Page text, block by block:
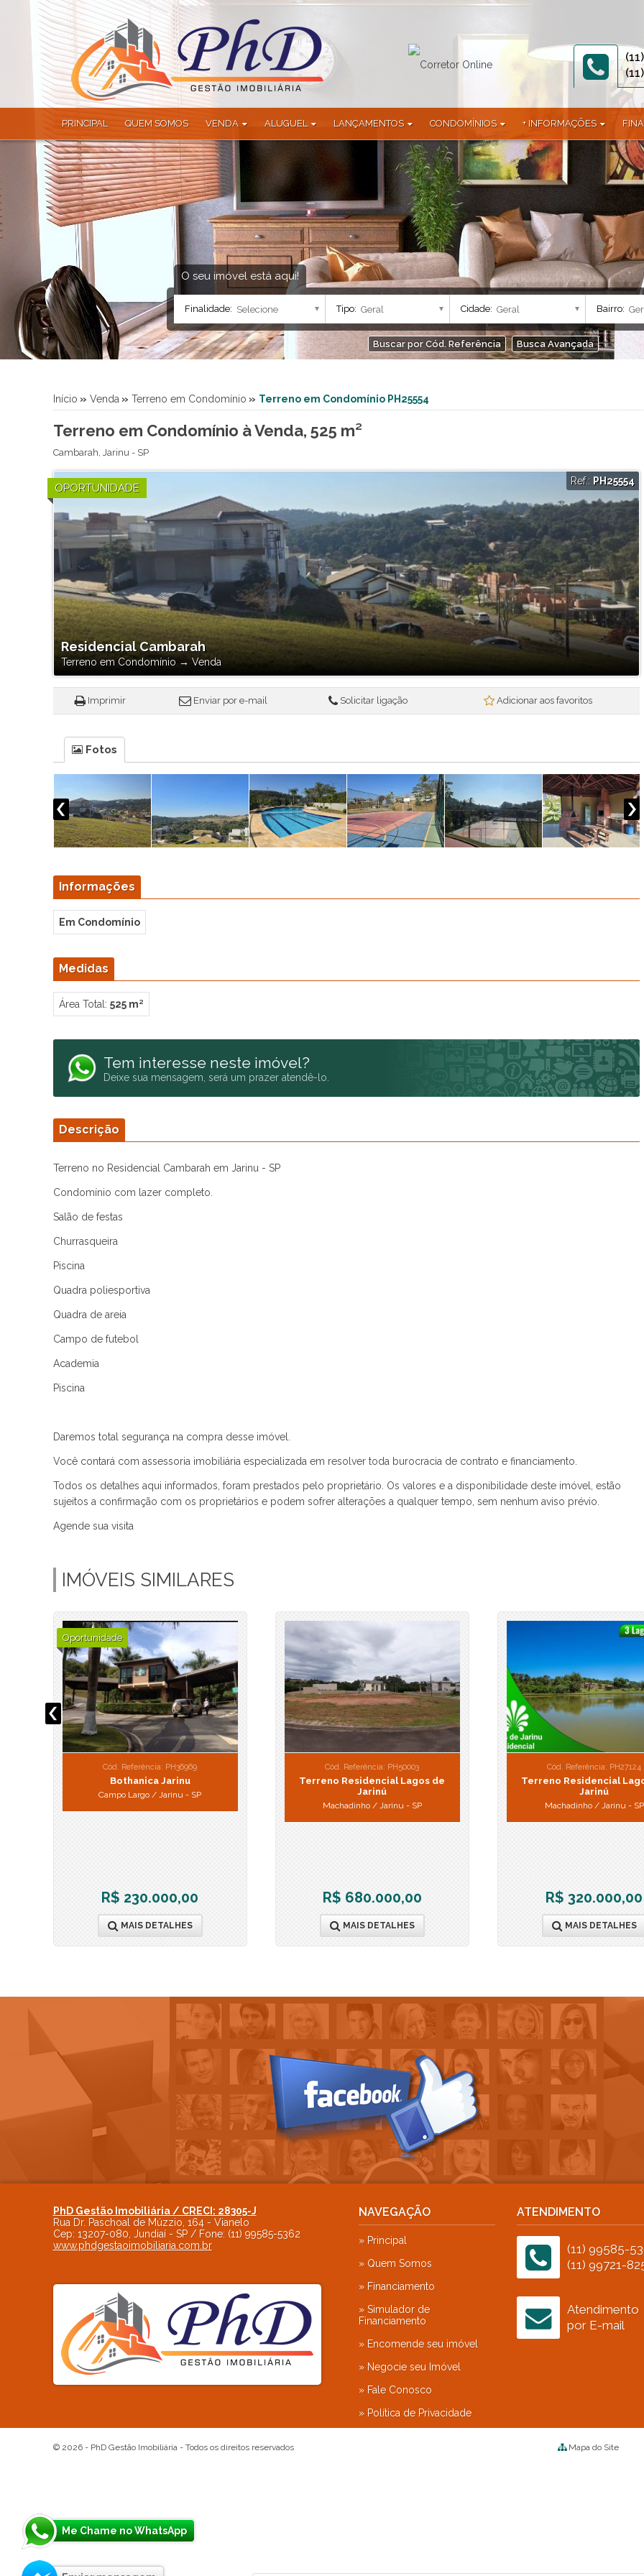
PRINCIPAL QUEM SOMOS VENDA
Apartamento (123)
Apartamento Alto Padrão (6)
Apartamento Duplex (2)
Apartamento Garden (1)
Área (14)
Casa (103)
Casa Alto Padrão (27)
Casa Comercial (3)
Casa em Condomínio (100)
Chácara (22)
Empreendimento - Apartamentos (1)
Galpão (2)
Lote (5)
Salão (1)
Sobrado (1)
Terreno em Condomínio (104)
ALUGUEL
Apartamento (1)
Casa (1)
Casa Comercial (1)
Casa em Condomínio (1)
Galpão (1)
Sítio (1)
LANÇAMENTOS
Terreno em Condomínio (3)
CONDOMÍNIOS
Abitare Eco Clube (1)
Allegro (1)
Alphaville Jundiaí (9)
Alta Vista Acqua (1)
Alto Di Felicitá (2)
Altos da Avenida (2)
Altos da Samuel Martins (1)
America Central (1)
Applausi Villaggio (1)
Araguaia (1)
Arts Itatiba (1)
Atmosphera Natural Living (2)
Bosque das Sapucaias (1)
Bothanica Jarinu (8)
Brisas Jundiaí (4)
Buona Vitta (1)
Cafezal 6 (1)
Cafezal Iv (1)
Campos de Santo Antonio II (1)
Campos Eliseos Residence (3)
Canto da Natureza (1)
Centro Comercial Vitória 2 (1)
Centro Empresarial Sorocaba (1)
Champs Prives (1)
Champs PrivÉs - Campo Limpo Paulista (1)
Condomínio Evidências (1)
Condominio Gran Reserve (1)
Condominio Jardim Santa Rosa (1)
Condomínio Jardim Vila Paradiso (1)
Condominio Mantova (1)
Condomínio Morada do Horto (1)
Edificio Palazzo Varzea (1)
Edifício Villa Lobos (1)
Edifíco D'italia (1)
Jardim Atenas (1)
Jardim Figueira (1)
Laguna Indaiatuba (1)
Life Residencial Engordadouro (3)
Lindenberg Jundiaí (2)
London Park (1)
Loteamento Santa Esmeralda (1)
Manai Residence (1)
Mirante dos Ipes (1)
Portal dos Imigrantes (1)
Portal dos Lagos (1)
Practice Club House (1)
Quartier Les Residence (1)
Quinta das Laranjeiras (1)
Quinta das Paineiras (1)
Quinta do Lago (1)
Quinta do Pinhal (1)
Quintas da Terracota (1)
Quintas do Lago (1)
Real Park (1)
Reserva Alpha Galleria (1)
Reserva da Mata (4)
Reserva da Serra (1)
Reserva de São Carlos (1)
Reserva do Japi (2)
Reserva dos Jatobás Louveira (1)
Reserva Ermida Jundiaí (3)
Reserva Itanhangá (1)
Reserva Jatobás (2)
+ INFORMAÇÕES
Documentos
O seu imóvel está aqui!
Finalidade: Tipo: Cidade: Bairro:
Buscar por Cód. Referência Busca Avançada
Início » Venda » Terreno em Condomínio » Terreno em Condomínio PH25554
Terreno em Condomínio à Venda, 525 m²
Cambarah, Jarinu- SP
OPORTUNIDADE
Residencial Cambarah
Terreno em Condomínio → Venda
Ref.: PH25554
Imprimir Enviar por e-mail Solicitar ligação Adicionar aos favoritos
Fotos
Informações
Em Condomínio
Medidas
Área Total: 525 m²
Tem interesse neste imóvel?
Deixe sua mensagem, será um prazer atendê-lo.
Descrição
Terreno no Residencial Cambarah em Jarinu - SP
Condomínio com lazer completo.
Salão de festas
Churrasqueira
Piscina
Quadra poliesportiva
Quadra de areia
Campo de futebol
Academia
Piscina
Daremos total segurança na compra desse imóvel.
Você contará com assessoria imobiliária especializada em resolver toda burocracia de contrato e financiamento.
Todos os detalhes aqui informados, foram prestados pelo proprietário. Os valores e a disponibilidade deste imóvel, estão
sujeitos a confirmação com os proprietários e podem sofrer alterações a qualquer tempo, sem nenhum aviso prévio.
Agende sua visita
IMÓVEIS SIMILARES
Oportunidade
Cód. Referência: PH36969
Bothanica Jarinu
Campo Largo / Jarinu - SP
R$ 230.000,00
MAIS DETALHES
Cód. Referência: PH50003
Terreno Residencial Lagos de
Jarinú
Machadinho / Jarinu - SP
R$ 680.000,00
MAIS DETALHES
Cód. Referência: PH27124
Terreno Residencial
Jarinú
Machadinho / Jarinu - SP
R$ 320.000,00
MAIS DETALHES
PhD Gestão Imobiliária / CRECI: 28305-J
Rua Dr. Paschoal de Múzzio, 164 - Vianelo
Cep: 13207-080 Jundiaí- SP/ Fone: (11) 99585-5362
www.phdgestaoimobiliaria.com.br
NAVEGAÇÃO
» Principal
» Quem Somos
» Financiamento
» Simulador de
Financiamento
» Encomende seu imóvel
» Negocie seu Imóvel
» Fale Conosco
» Política de Privacidade
ATENDIMENTO
(11) 99585-
(11) 99721-
Atendimento
por E-mail
© 2026 - PhD Gestão Imobiliária- Todos os direitos reservados Mapa do Site
Me Chame no WhatsApp